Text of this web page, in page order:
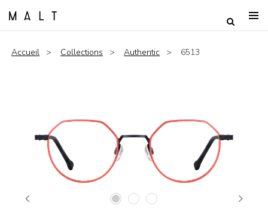
Accueil Collections Authentic 6513
Previous Next